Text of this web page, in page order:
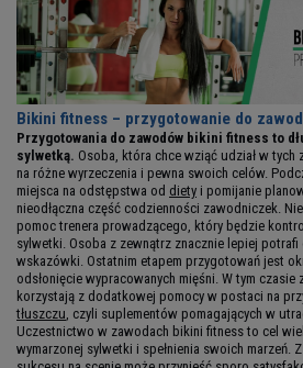
Bikini fitness – przygotowanie do
Przygotowania do zawodów bikini fitness to
sylwetką. Osoba, która chce wziąć udział w
na różne wyrzeczenia i pewna swoich celów.
miejsca na odstępstwa od diety i pomijanie
nieodłączna część codzienności zawodniczek.
pomoc trenera prowadzącego, który będzie
sylwetki. Osoba z zewnątrz znacznie lepiej
wskazówki. Ostatnim etapem przygotowań jest
odsłonięcie wypracowanych mięśni. W tym
korzystają z dodatkowej pomocy w postaci na
tłuszczu, czyli suplementów pomagających w
Uczestnictwo w zawodach bikini fitness to cel
wymarzonej sylwetki i spełnienia swoich marzeń.